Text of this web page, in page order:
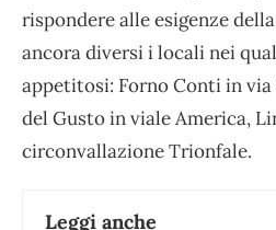
rispondere alle esigenze
ancora diversi i locali nei
appetitosi: Forno Conti in
del Gusto in viale America,
circonvallazione Trionfale.
Leggi anche